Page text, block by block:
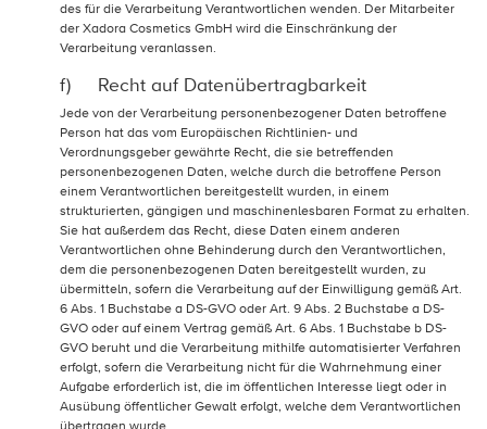
des für die Verarbeitung Verantwortlichen wenden. Der Mitarbeiter
der Xadora Cosmetics GmbH wird die Einschränkung der
Verarbeitung veranlassen.
f) Recht auf Datenübertragbarkeit
Jede von der Verarbeitung personenbezogener Daten betroffene
Person hat das vom Europäischen Richtlinien- und
Verordnungsgeber gewährte Recht, die sie betreffenden
personenbezogenen Daten, welche durch die betroffene Person
einem Verantwortlichen bereitgestellt wurden, in einem
strukturierten, gängigen und maschinenlesbaren Format zu erhalten.
Sie hat außerdem das Recht, diese Daten einem anderen
Verantwortlichen ohne Behinderung durch den Verantwortlichen,
dem die personenbezogenen Daten bereitgestellt wurden, zu
übermitteln, sofern die Verarbeitung auf der Einwilligung gemäß Art.
6 Abs. 1 Buchstabe a DS-GVO oder Art. 9 Abs. 2 Buchstabe a DS-
GVO oder auf einem Vertrag gemäß Art. 6 Abs. 1 Buchstabe b DS-
GVO beruht und die Verarbeitung mithilfe automatisierter Verfahren
erfolgt, sofern die Verarbeitung nicht für die Wahrnehmung einer
Aufgabe erforderlich ist, die im öffentlichen Interesse liegt oder in
Ausübung öffentlicher Gewalt erfolgt, welche dem Verantwortlichen